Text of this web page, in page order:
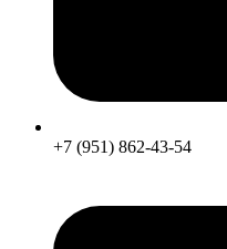
+7 (951) 862-43-54